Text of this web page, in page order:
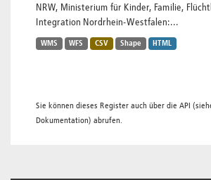
NRW, Ministerium für Kinder, Familie,
Integration Nordrhein-Westfalen:...
WMS WFS CSV Shape HTML
Sie können dieses Register auch über die API
Dokumentation) abrufen.